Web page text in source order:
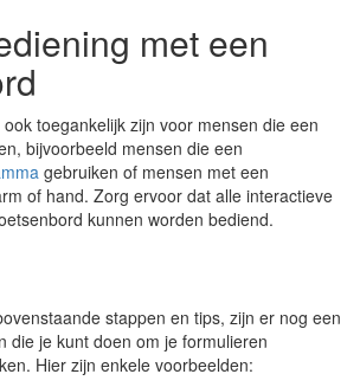
met een
toegankelijk zijn voor mensen die een
bijvoorbeeld mensen die een
gebruiken of mensen met een
of hand. Zorg ervoor dat alle interactieve
kunnen worden bediend.
stappen en tips, zijn er nog een
die je kunt doen om je formulieren
Hier zijn enkele voorbeelden: